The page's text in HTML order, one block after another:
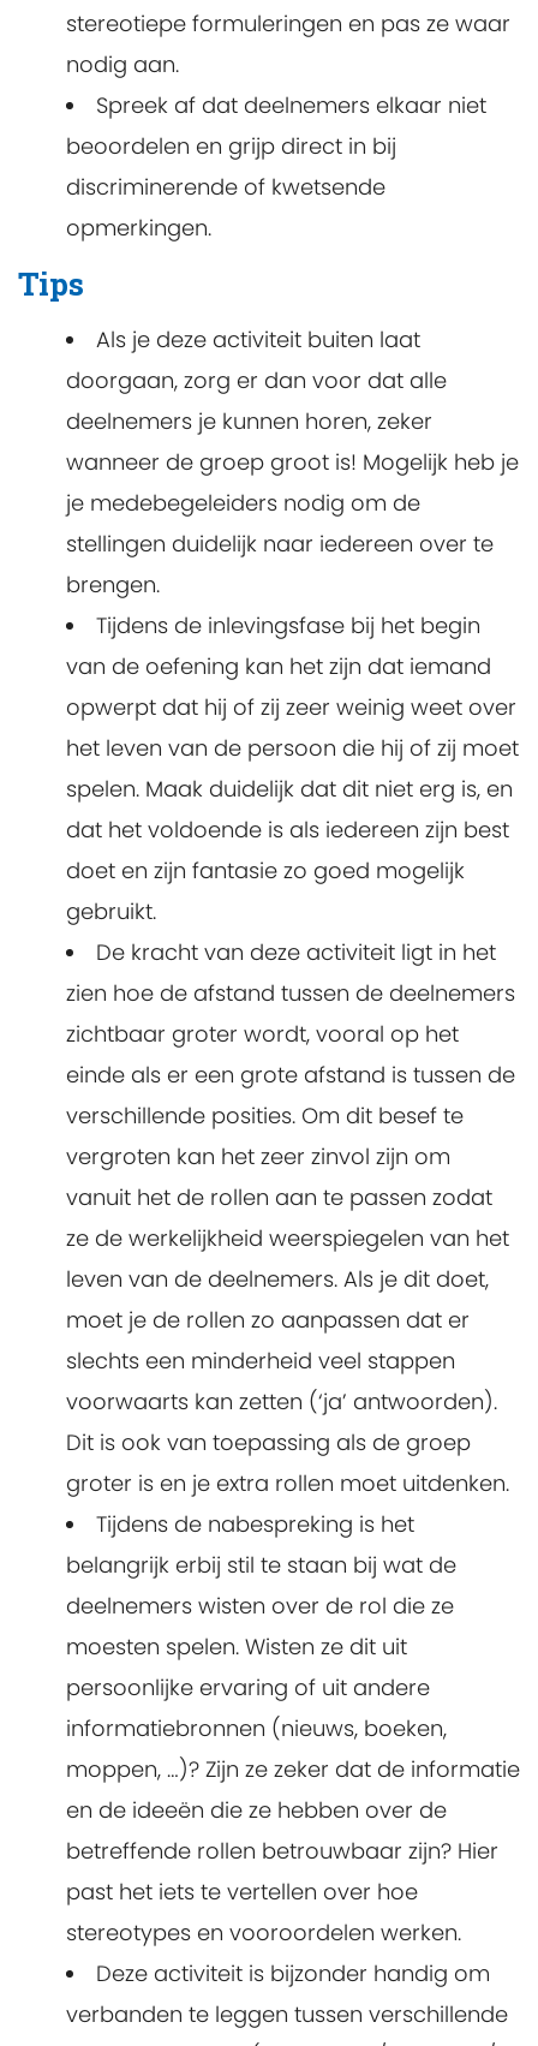
stereotiepe formuleringen en pas ze waar
nodig aan.
Spreek af dat deelnemers elkaar niet
beoordelen en grijp direct in bij
discriminerende of kwetsende
opmerkingen.
Tips
Als je deze activiteit buiten laat
doorgaan, zorg er dan voor dat alle
deelnemers je kunnen horen, zeker
wanneer de groep groot is! Mogelijk heb je
je medebegeleiders nodig om de
stellingen duidelijk naar iedereen over te
brengen.
Tijdens de inlevingsfase bij het begin
van de oefening kan het zijn dat iemand
opwerpt dat hij of zij zeer weinig weet over
het leven van de persoon die hij of zij moet
spelen. Maak duidelijk dat dit niet erg is, en
dat het voldoende is als iedereen zijn best
doet en zijn fantasie zo goed mogelijk
gebruikt.
De kracht van deze activiteit ligt in het
zien hoe de afstand tussen de deelnemers
zichtbaar groter wordt, vooral op het
einde als er een grote afstand is tussen de
verschillende posities. Om dit besef te
vergroten kan het zeer zinvol zijn om
vanuit het de rollen aan te passen zodat
ze de werkelijkheid weerspiegelen van het
leven van de deelnemers. Als je dit doet,
moet je de rollen zo aanpassen dat er
slechts een minderheid veel stappen
voorwaarts kan zetten (‘ja’ antwoorden).
Dit is ook van toepassing als de groep
groter is en je extra rollen moet uitdenken.
Tijdens de nabespreking is het
belangrijk erbij stil te staan bij wat de
deelnemers wisten over de rol die ze
moesten spelen. Wisten ze dit uit
persoonlijke ervaring of uit andere
informatiebronnen (nieuws, boeken,
moppen, …)? Zijn ze zeker dat de informatie
en de ideeën die ze hebben over de
betreffende rollen betrouwbaar zijn? Hier
past het iets te vertellen over hoe
stereotypes en vooroordelen werken.
Deze activiteit is bijzonder handig om
verbanden te leggen tussen verschillende